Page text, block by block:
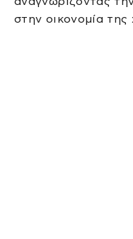
στην οικονομία της